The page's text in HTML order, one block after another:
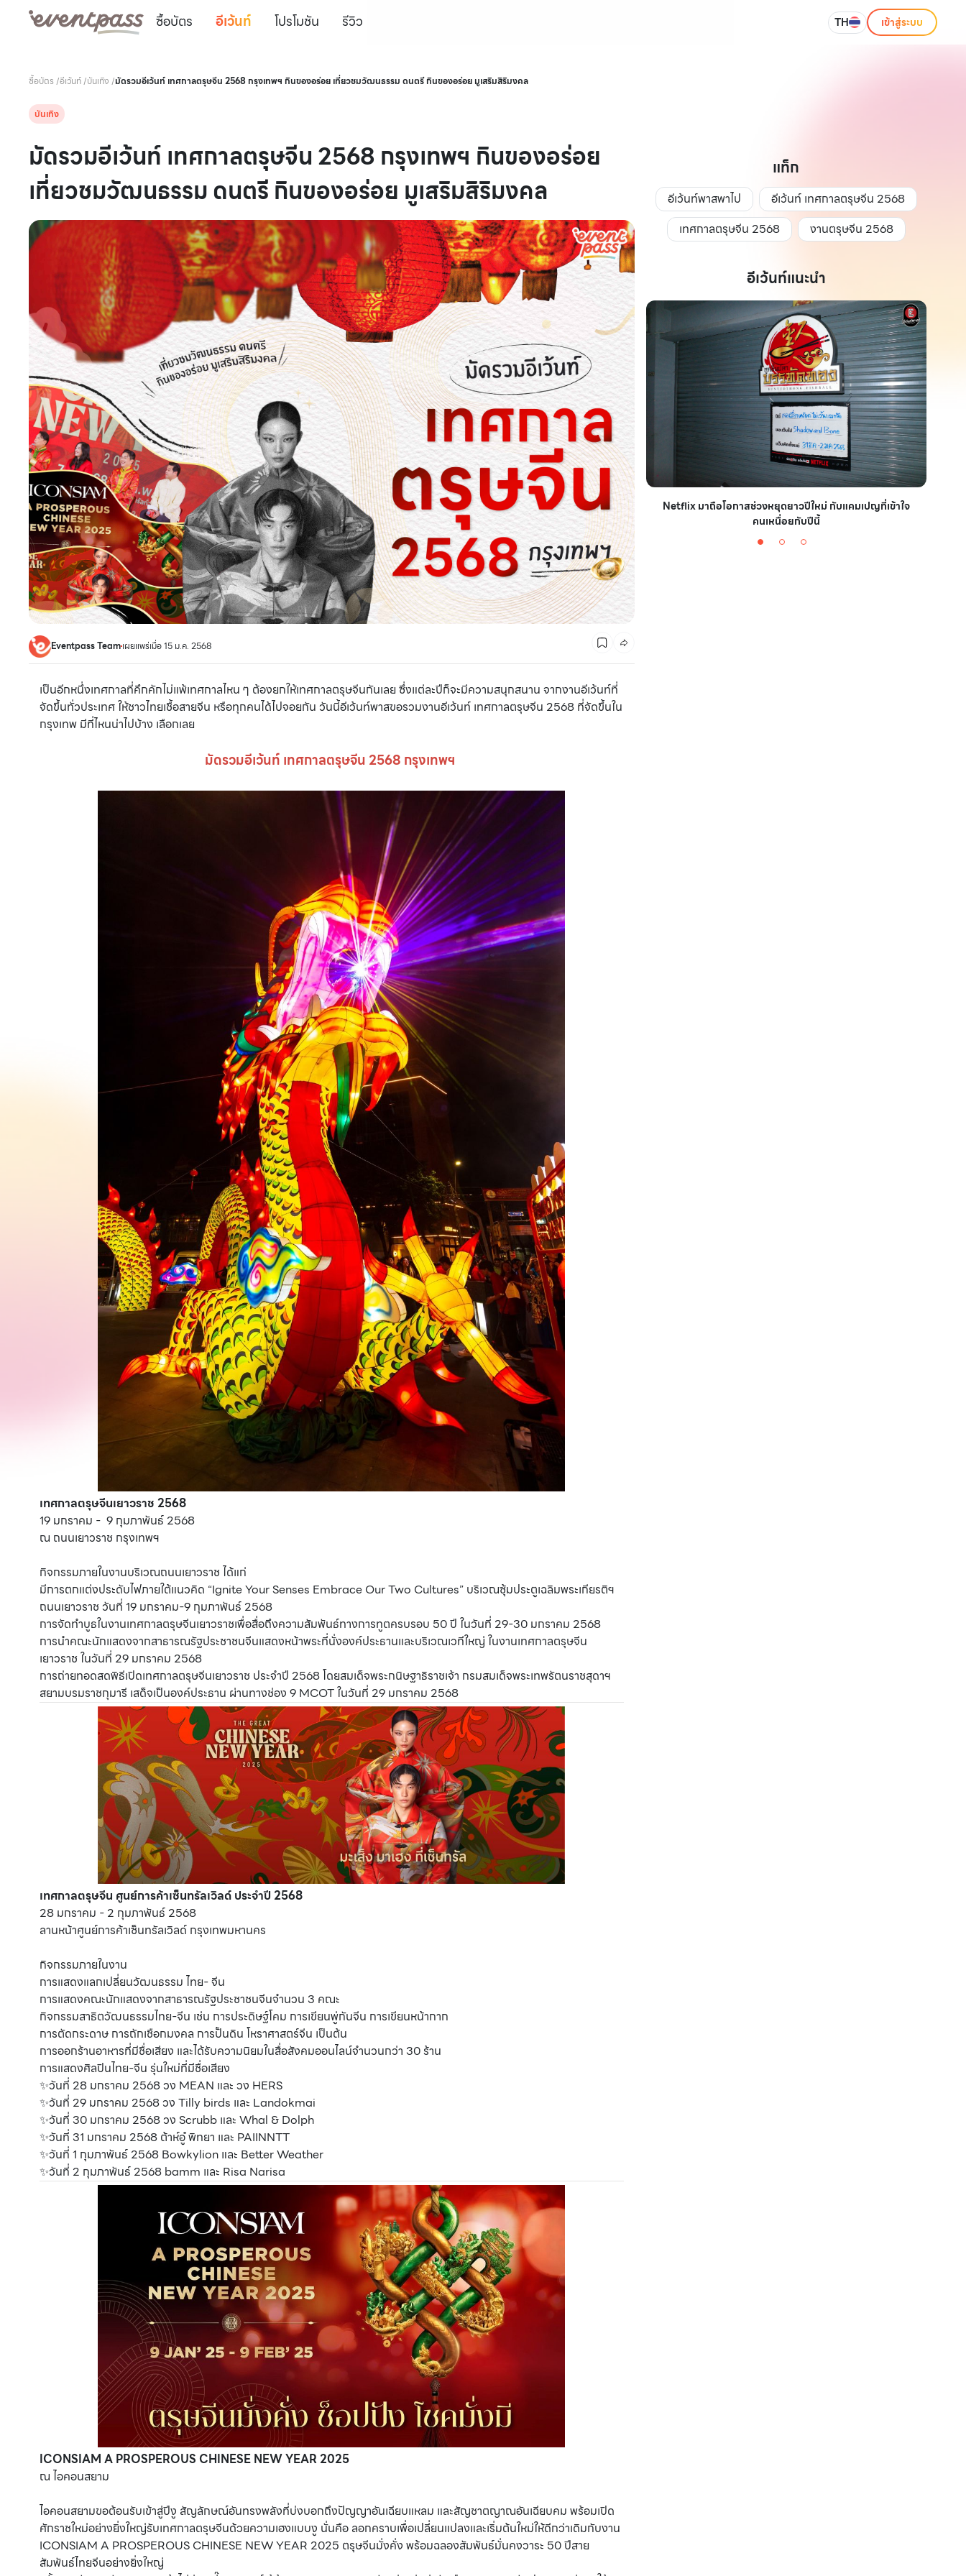
ซื้อบัตร อีเว้นท์ โปรโมชัน รีวิว TH เข้าสู่ระบบ
ซื้อบัตร /อีเว้นท์/บันเทิง /มัดรวมอีเว้นท์ เทศกาลตรุษจีน 2568 กรุงเทพฯ กินของอร่อย เที่ยวชมวัฒนธรรม ดนตรี กินของอร่อย มูเสริมสิริมงคล
บันเทิง
มัดรวมอีเว้นท์ เทศกาลตรุษจีน 2568 กรุงเทพฯ กินของอร่อย
เที่ยวชมวัฒนธรรม ดนตรี กินของอร่อย มูเสริมสิริมงคล
Eventpass Teamเผยแพร่เมื่อ 15 ม.ค. 2568
เป็นอีกหนึ่งเทศกาลที่คึกคักไม่แพ้เทศกาลไหน ๆ ต้องยกให้เทศกาลตรุษจีนกันเลย ซึ่งแต่ละปีก็จะมีความสนุกสนาน จากงานอีเว้นท์ที่
จัดขึ้นทั่วประเทศ ให้ชาวไทยเชื้อสายจีน หรือทุกคนได้ไปจอยกัน วันนี้อีเว้นท์พาสขอรวมงานอีเว้นท์ เทศกาลตรุษจีน 2568 ที่จัดขึ้นใน
กรุงเทพ มีที่ไหนน่าไปบ้าง เลือกเลย
มัดรวมอีเว้นท์ เทศกาลตรุษจีน 2568 กรุงเทพฯ
เทศกาลตรุษจีนเยาวราช 2568
19 มกราคม - 9 กุมภาพันธ์ 2568
ณ ถนนเยาวราช กรุงเทพฯ
กิจกรรมภายในงานบริเวณถนนเยาวราช ได้แก่
มีการตกแต่งประดับไฟภายใต้แนวคิด “Ignite Your Senses Embrace Our Two Cultures” บริเวณซุ้มประตูเฉลิมพระเกียรติฯ
ถนนเยาวราช วันที่ 19 มกราคม-9 กุมภาพันธ์ 2568
การจัดทำบูธในงานเทศกาลตรุษจีนเยาวราชเพื่อสื่อถึงความสัมพันธ์ทางการทูตครบรอบ 50 ปี ในวันที่ 29-30 มกราคม 2568
การนำคณะนักแสดงจากสาธารณรัฐประชาชนจีนแสดงหน้าพระที่นั่งองค์ประธานและบริเวณเวทีใหญ่ ในงานเทศกาลตรุษจีน
เยาวราช ในวันที่ 29 มกราคม 2568
การถ่ายทอดสดพิธีเปิดเทศกาลตรุษจีนเยาวราช ประจำปี 2568 โดยสมเด็จพระกนิษฐาธิราชเจ้า กรมสมเด็จพระเทพรัตนราชสุดาฯ
สยามบรมราชกุมารี เสด็จเป็นองค์ประธาน ผ่านทางช่อง 9 MCOT ในวันที่ 29 มกราคม 2568
เทศกาลตรุษจีน ศูนย์การค้าเซ็นทรัลเวิลด์ ประจำปี 2568
28 มกราคม - 2 กุมภาพันธ์ 2568
ลานหน้าศูนย์การค้าเซ็นทรัลเวิลด์ กรุงเทพมหานคร
กิจกรรมภายในงาน
การแสดงแลกเปลี่ยนวัฒนธรรม ไทย- จีน
การแสดงคณะนักแสดงจากสาธารณรัฐประชาชนจีนจำนวน 3 คณะ
กิจกรรมสาธิตวัฒนธรรมไทย-จีน เช่น การประดิษฐ์โคม การเขียนพู่กันจีน การเขียนหน้ากาก
การตัดกระดาษ การถักเชือกมงคล การปั้นดิน โหราศาสตร์จีน เป็นต้น
การออกร้านอาหารที่มีชื่อเสียง และได้รับความนิยมในสื่อสังคมออนไลน์จำนวนกว่า 30 ร้าน
การแสดงศิลปินไทย-จีน รุ่นใหม่ที่มีชื่อเสียง
✨วันที่ 28 มกราคม 2568 วง MEAN และ วง HERS
✨วันที่ 29 มกราคม 2568 วง Tilly birds และ Landokmai
✨วันที่ 30 มกราคม 2568 วง Scrubb และ Whal & Dolph
✨วันที่ 31 มกราคม 2568 ต้าห์อู๋ พิทยา และ PAIINNTT
✨วันที่ 1 กุมภาพันธ์ 2568 Bowkylion และ Better Weather
✨วันที่ 2 กุมภาพันธ์ 2568 bamm และ Risa Narisa
ICONSIAM A PROSPEROUS CHINESE NEW YEAR 2025
ณ ไอคอนสยาม
ไอคอนสยามขอต้อนรับเข้าสู่ปีงู สัญลักษณ์อันทรงพลังที่บ่งบอกถึงปัญญาอันเฉียบแหลม และสัญชาตญาณอันเฉียบคม พร้อมเปิด
ศักราชใหม่อย่างยิ่งใหญ่รับเทศกาลตรุษจีนด้วยความเฮงแบบงู นั่นคือ ลอกคราบเพื่อเปลี่ยนแปลงและเริ่มต้นใหม่ให้ดีกว่าเดิมกับงาน
ICONSIAM A PROSPEROUS CHINESE NEW YEAR 2025 ตรุษจีนมั่งคั่ง พร้อมฉลองสัมพันธ์มั่นคงวาระ 50 ปีสาย
สัมพันธ์ไทยจีนอย่างยิ่งใหญ่
แท็ก
อีเว้นท์พาสพาไป
อีเว้นท์ เทศกาลตรุษจีน 2568
เทศกาลตรุษจีน 2568
งานตรุษจีน 2568
อีเว้นท์แนะนำ
มัดรวม 8 เทศกาลดนตรี สุดยิ่งใหญ่ จัดทั่วประเทศ 2022-
2023
Netflix มาถือโอกาสช่วงหยุดยาวปีใหม่ กับแคมเปญที่เข้าใจ
คนเหนื่อยกับปีนี้